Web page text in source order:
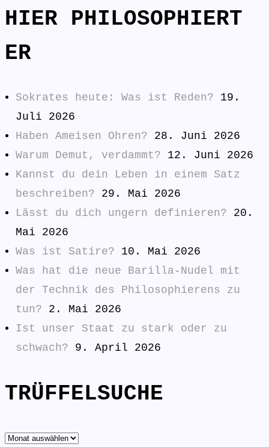
HIER PHILOSOPHIERT
ER
Sokrates heute: Was ist Reden?
19.
Juli 2026
Haben Ameisen Ohren?
28. Juni 2026
Warum Demut, verdammt?
12. Juni 2026
Kannst du dein Leben in einem Satz
beschreiben?
29. Mai 2026
Lässt du dich ungern definieren?
20.
Mai 2026
Was ist Satire?
10. Mai 2026
Was hat die neue Barilla-Nudel mit
der Technik des Philosophierens zu
tun?
2. Mai 2026
Ist unser Staat zu stark oder zu
schwach?
9. April 2026
TRÜFFELSUCHE
TRÜFFELSUCHE